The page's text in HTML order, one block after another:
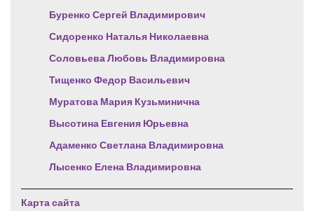
Буренко Сергей Владимирович
Сидоренко Наталья Николаевна
Соловьева Любовь Владимировна
Тищенко Федор Васильевич
Муратова Мария Кузьминична
Высотина Евгения Юрьевна
Адаменко Светлана Владимировна
Лысенко Елена Владимировна
Карта сайта